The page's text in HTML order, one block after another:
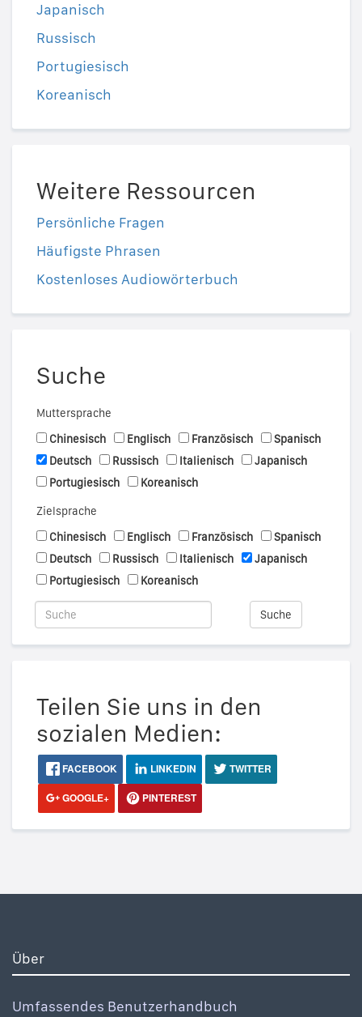
Japanisch
Russisch
Portugiesisch
Koreanisch
Weitere Ressourcen
Persönliche Fragen
Häufigste Phrasen
Kostenloses Audiowörterbuch
Suche
Muttersprache
Chinesisch
Englisch Französisch
Spanisch
Deutsch
Russisch Italienisch
Japanisch
Portugiesisch
Koreanisch
Zielsprache
Chinesisch
Englisch Französisch
Spanisch
Deutsch
Russisch Italienisch
Japanisch
Portugiesisch
Koreanisch
Suche
Teilen Sie uns in den
sozialen Medien:
FACEBOOK LINKEDIN
TWITTER
GOOGLE+
PINTEREST
Über
Umfassendes Benutzerhandbuch